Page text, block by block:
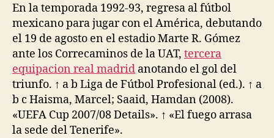
En la temporada 1992-93, regresa al fútbol
mexicano para jugar con el América, debutando
el 19 de agosto en el estadio Marte R. Gómez
ante los Correcaminos de la UAT, tercera
equipacion real madrid anotando el gol del
triunfo. ↑ a b Liga de Fútbol Profesional (ed.). ↑ a
b c Haisma, Marcel; Saaid, Hamdan (2008).
«UEFA Cup 2007/08 Details». ↑ «El fuego arrasa
la sede del Tenerife».